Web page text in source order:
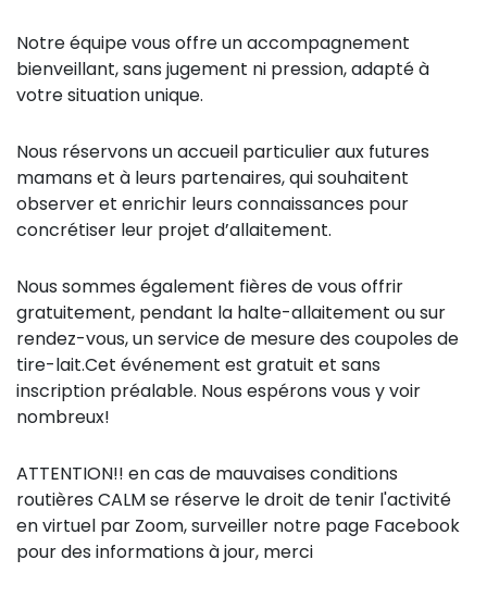
Notre équipe vous offre un accompagnement
bienveillant, sans jugement ni pression, adapté à
votre situation unique.
Nous réservons un accueil particulier aux futures
mamans et à leurs partenaires, qui souhaitent
observer et enrichir leurs connaissances pour
concrétiser leur projet d’allaitement.
Nous sommes également fières de vous offrir
gratuitement, pendant la halte-allaitement ou sur
rendez-vous, un service de mesure des coupoles de
tire-lait.Cet événement est gratuit et sans
inscription préalable. Nous espérons vous y voir
nombreux!
ATTENTION!! en cas de mauvaises conditions
routières CALM se réserve le droit de tenir l'activité
en virtuel par Zoom, surveiller notre page Facebook
pour des informations à jour, merci